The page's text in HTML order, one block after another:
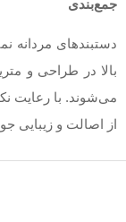
جمع‌بندی
دستبندهای مردانه
بالا در طراحی و
می‌شوند. با رعایت
از اصالت و زیبایی